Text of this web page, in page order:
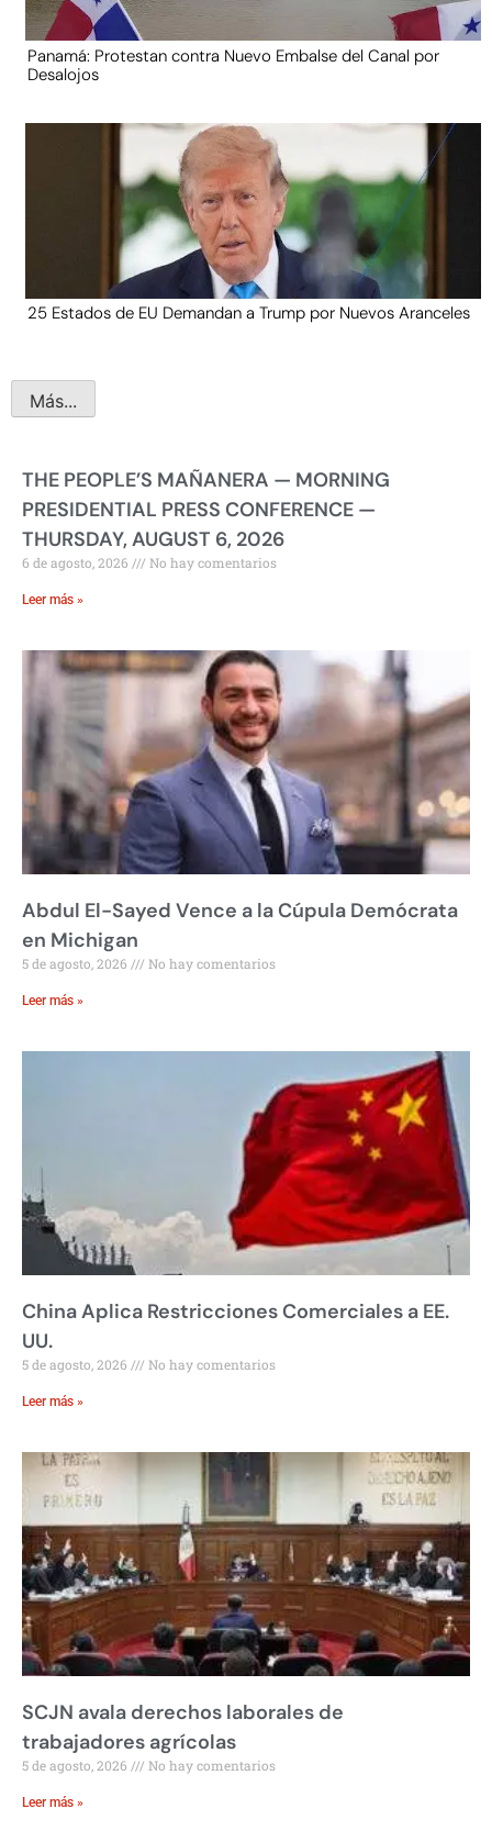
Panamá: Protestan contra Nuevo Embalse del Canal por
Desalojos
25 Estados de EU Demandan a Trump por Nuevos Aranceles
Más...
THE PEOPLE’S MAÑANERA — MORNING
PRESIDENTIAL PRESS CONFERENCE —
THURSDAY, AUGUST 6, 2026
6 de agosto, 2026 No hay comentarios
Leer más »
Abdul El-Sayed Vence a la Cúpula Demócrata
en Michigan
5 de agosto, 2026 No hay comentarios
Leer más »
China Aplica Restricciones Comerciales a EE.
UU.
5 de agosto, 2026 No hay comentarios
Leer más »
SCJN avala derechos laborales de
trabajadores agrícolas
5 de agosto, 2026 No hay comentarios
Leer más »